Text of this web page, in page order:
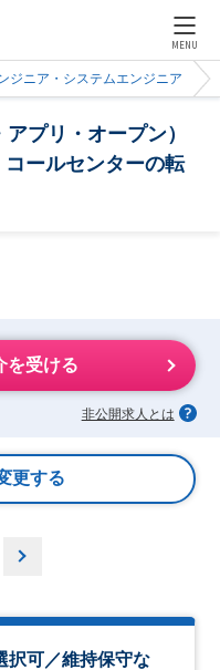
MENU
ジニア・システムエンジニア
プリ・オープン）
ールセンターの転
を受ける
非公開求人とは
更する
択可／維持保守な